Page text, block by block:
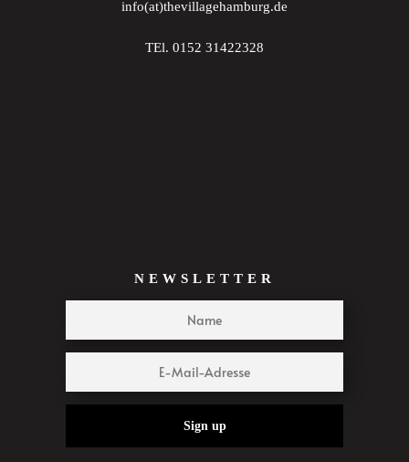
info(at)thevillagehamburg.de
TEl. 0152 31422328
NEWSLETTER
Sign up